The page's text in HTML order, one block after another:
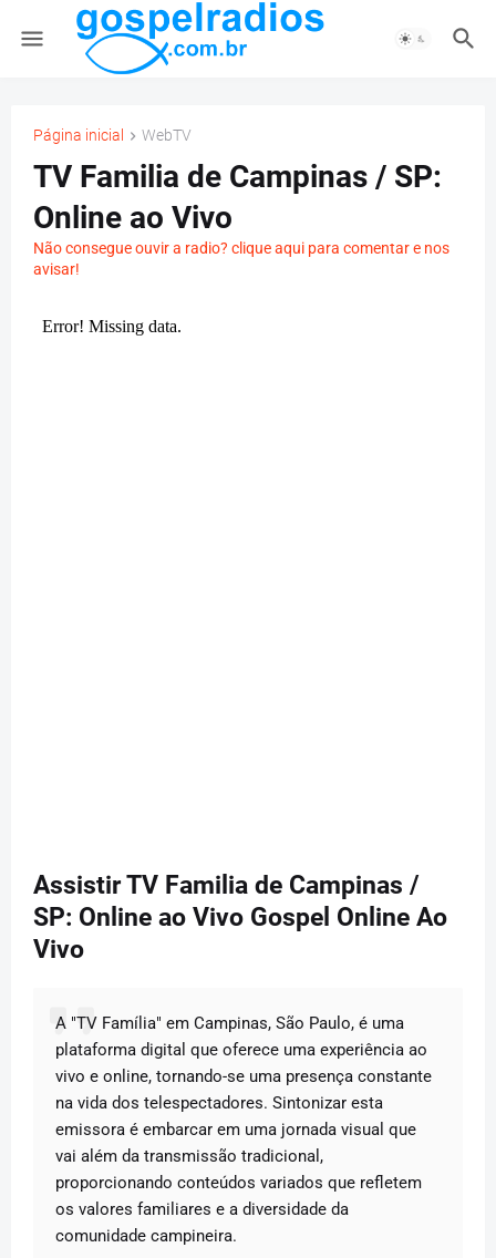
Página inicial WebTV
TV Familia de Campinas / SP:
Online ao Vivo
Não consegue ouvir a radio? clique aqui para comentar e nos
avisar!
Assistir TV Familia de Campinas /
SP: Online ao Vivo Gospel Online Ao
Vivo
A "TV Família" em Campinas, São Paulo, é uma
plataforma digital que oferece uma experiência ao
vivo e online, tornando-se uma presença constante
na vida dos telespectadores. Sintonizar esta
emissora é embarcar em uma jornada visual que
vai além da transmissão tradicional,
proporcionando conteúdos variados que refletem
os valores familiares e a diversidade da
comunidade campineira.